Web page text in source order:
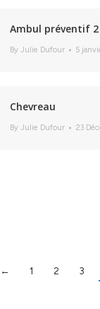
Ambul préventif 2
By Julie Dufour 5
Chevreau
By Julie Dufour 23
← 1 2 3